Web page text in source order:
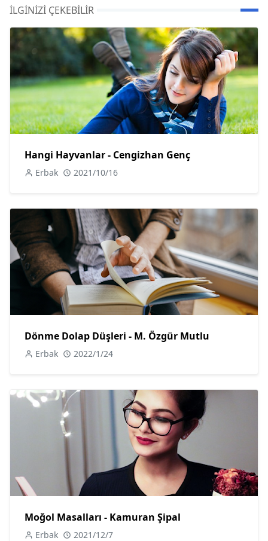
İLGINIZI ÇEKEBILIR
Hangi Hayvanlar - Cengizhan Genç
Erbak 2021/10/16
Dönme Dolap Düşleri - M. Özgür Mutlu
Erbak 2022/1/24
Moğol Masalları - Kamuran Şipal
Erbak 2021/12/7